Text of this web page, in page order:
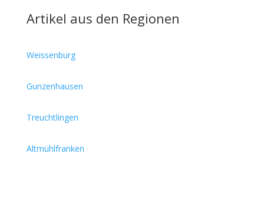
Artikel aus den Regionen
Weissenburg
Gunzenhausen
Treuchtlingen
Altmühlfranken